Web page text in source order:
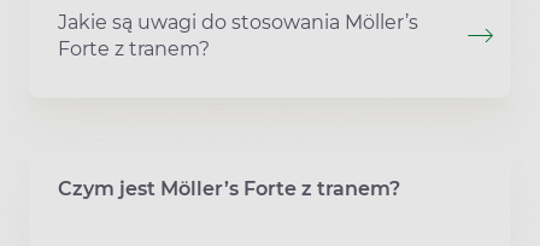
Jakie są uwagi do stosowania Möller’s
Forte z tranem?
Czym jest Möller’s Forte z tranem?